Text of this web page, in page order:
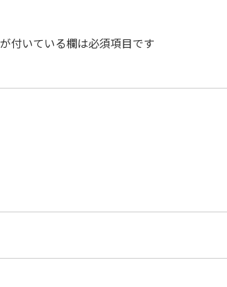
が付いている欄は必須項目です